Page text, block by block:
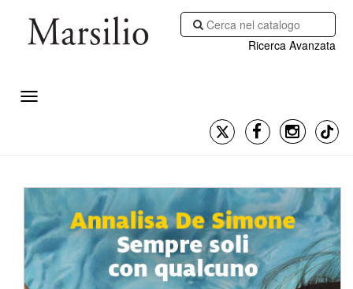
Ricerca Avanzata